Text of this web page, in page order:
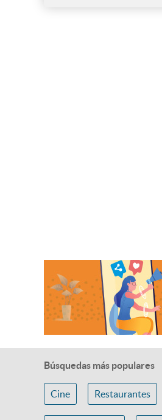
Búsquedas más populares
Cine Restaurantes